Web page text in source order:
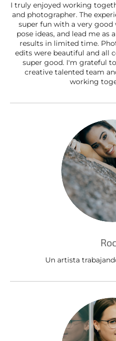
I truly enjoyed working
and photographer. The
super fun with a very
pose ideas, and lead me as
results in limited time.
edits were beautiful and all
super good. I'm grateful
creative talented team
working
Un artista